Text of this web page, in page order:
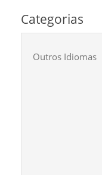
Categorias
Outros Idiomas